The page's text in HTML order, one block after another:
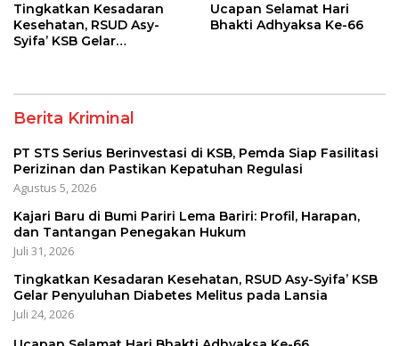
Tingkatkan Kesadaran
Kesehatan, RSUD Asy-
Syifa’ KSB Gelar
Ucapan Selamat Hari
Bhakti Adhyaksa Ke-66
Berita Kriminal
PT STS Serius Berinvestasi di KSB, Pemda Siap Fasilitasi
Perizinan dan Pastikan Kepatuhan Regulasi
Agustus 5, 2026
Kajari Baru di Bumi Pariri Lema Bariri: Profil, Harapan,
dan Tantangan Penegakan Hukum
Juli 31, 2026
Tingkatkan Kesadaran Kesehatan, RSUD Asy-Syifa’ KSB
Gelar Penyuluhan Diabetes Melitus pada Lansia
Juli 24, 2026